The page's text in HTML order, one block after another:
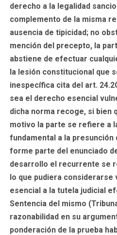
derecho a la legalidad
complemento de la misma
ausencia de tipicidad; no
mención del precepto, la
abstiene de efectuar
la lesión constitucional que
inespecífica cita del art.
sea el derecho esencial
dicha norma recoge, si bien
motivo la parte se refiere a
fundamental a la presunción
forme parte del enunciado
desarrollo el recurrente se
lo que pudiera considerarse
esencial a la tutela judicial
Sentencia del mismo
razonabilidad en su
ponderación de la prueba